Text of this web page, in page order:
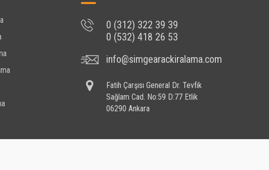
0 (312) 322 39 39
0 (532) 418 26 53
info@simgearackiralama.com
Fatih Çarşısı General Dr. Tevfik
Sağlam Cad. No:59 D:77 Etlik
06290 Ankara